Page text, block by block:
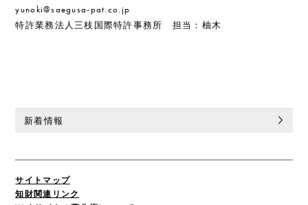
yunoki@saegusa-pat.co.jp
特許業務法人三枝国際特許事務所 担当：柚木
新着情報
サイトマップ
知財関連リンク